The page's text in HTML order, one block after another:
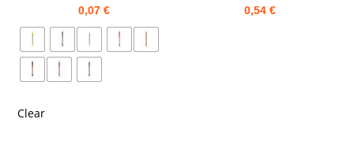
0,07€
Clear
0,54 €